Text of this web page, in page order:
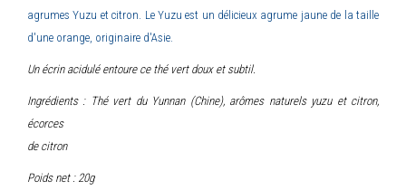
agrumes Yuzu et citron. Le Yuzu est un délicieux agrume jaune de la taille
d'une orange, originaire d'Asie.
Un écrin acidulé entoure ce thé vert doux et subtil.
Ingrédients : Thé vert du Yunnan (Chine), arômes naturels yuzu et citron,
écorces
de citron
Poids net : 20g